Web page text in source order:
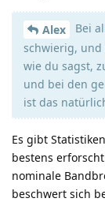
Alex
Bei
schwierig, und
wie du sagst,
und bei den
ist das
Es gibt
bestens
nominale
beschwert sich